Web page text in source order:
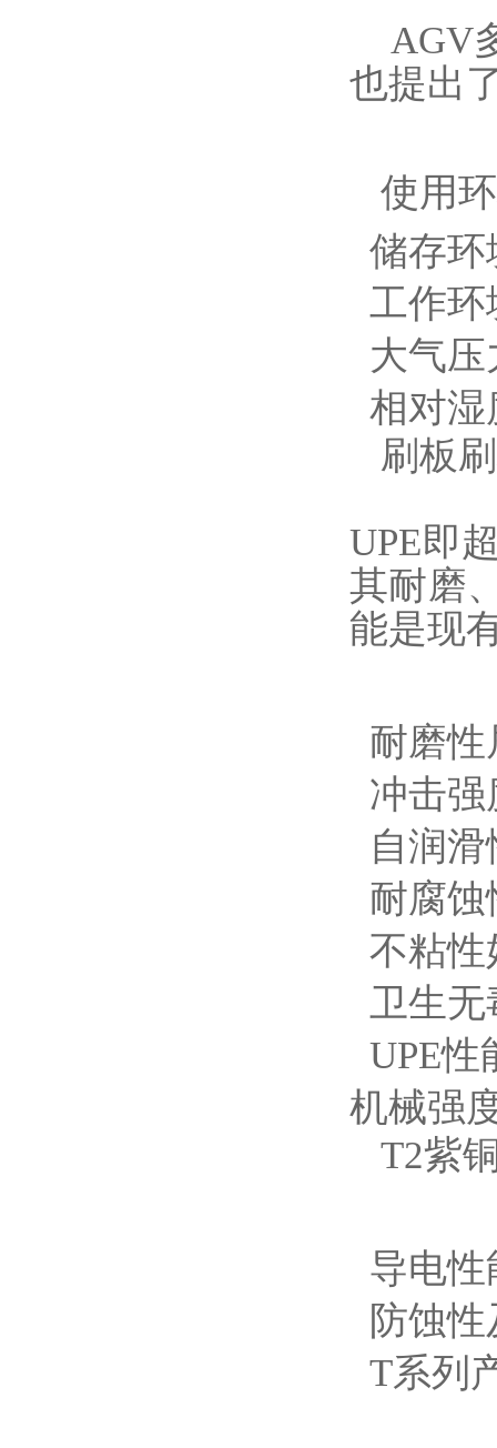
AGV
也提出
使用
储存
工作
大气压
相对湿
刷板
UPE即
其耐磨
能是现
耐磨
冲击
自润
耐腐
不粘性
卫生无
UPE
机械强
T2紫
导电
防蚀
T系列